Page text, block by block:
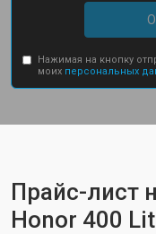
Нажимая на кнопку
моих персональных
Прайс-лист
Honor 400